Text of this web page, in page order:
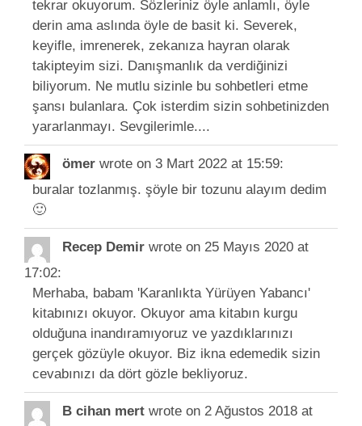
tekrar okuyorum. Sözleriniz öyle anlamlı, öyle
derin ama aslında öyle de basit ki. Severek,
keyifle, imrenerek, zekanıza hayran olarak
takipteyim sizi. Danışmanlık da verdiğinizi
biliyorum. Ne mutlu sizinle bu sohbetleri etme
şansı bulanlara. Çok isterdim sizin sohbetinizden
yararlanmayı. Sevgilerimle....
ömer wrote on 3 Mart 2022 at 15:59:
buralar tozlanmış. şöyle bir tozunu alayım dedim
🙂
Recep Demir wrote on 25 Mayıs 2020 at
17:02:
Merhaba, babam 'Karanlıkta Yürüyen Yabancı'
kitabınızı okuyor. Okuyor ama kitabın kurgu
olduğuna inandıramıyoruz ve yazdıklarınızı
gerçek gözüyle okuyor. Biz ikna edemedik sizin
cevabınızı da dört gözle bekliyoruz.
B cihan mert wrote on 2 Ağustos 2018 at